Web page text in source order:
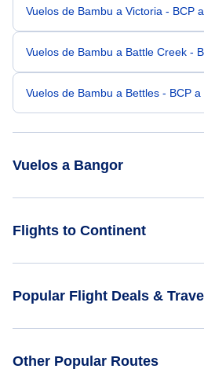
Vuelos de Bambu a Victoria - BCP
Vuelos de Bambu a Battle Creek -
Vuelos de Bambu a Bettles - BCP a
Vuelos a Bangor
Vuelos de Sacramento a Bangor -
Flights to Continent
Flights to Caribbean
Popular Flight Deals &
Other Popular Routes